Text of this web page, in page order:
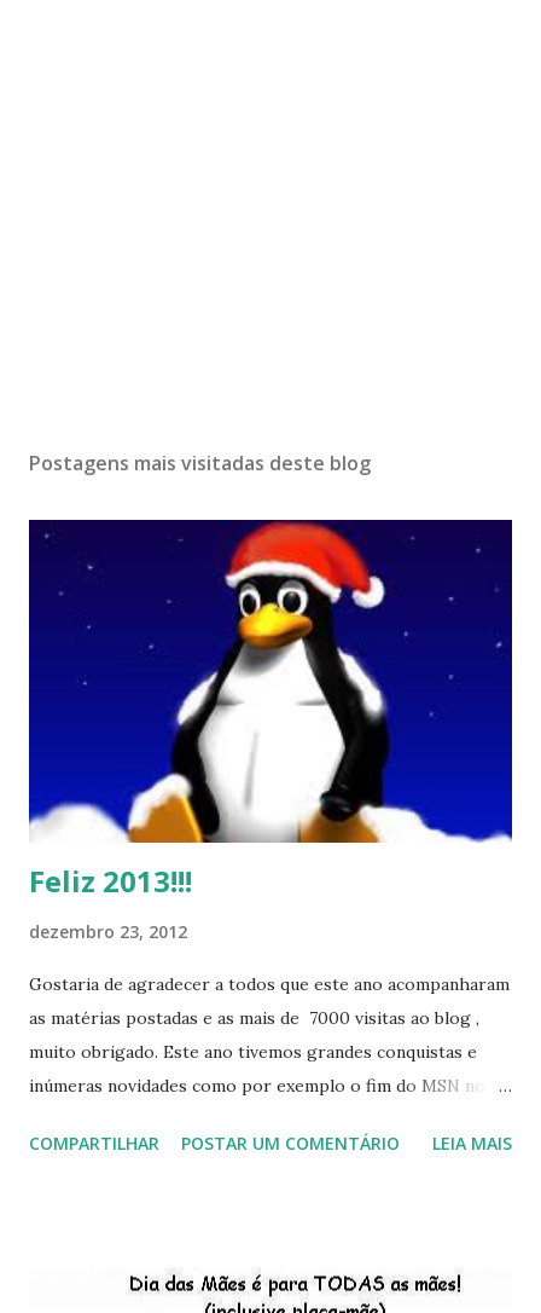
Postagens mais visitadas deste blog
Feliz 2013!!!
dezembro 23, 2012
Gostaria de agradecer a todos que este ano acompanharam
as matérias postadas e as mais de 7000 visitas ao blog ,
muito obrigado. Este ano tivemos grandes conquistas e
inúmeras novidades como por exemplo o fim do MSN no
do Kaiana que será lançada em 2013, distro nacional , a
do LibreOffice , o IX Latinoware, a Microsoft boicotando o
COMPARTILHAR POSTAR UM COMENTÁRIO LEIA MAIS